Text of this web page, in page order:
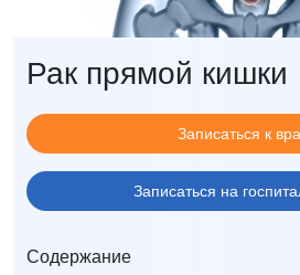
Рак прямой кишки
Записаться к
Записаться на
Содержание